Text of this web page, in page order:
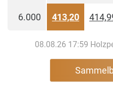
6.000 413,20
08.08.26 17:59